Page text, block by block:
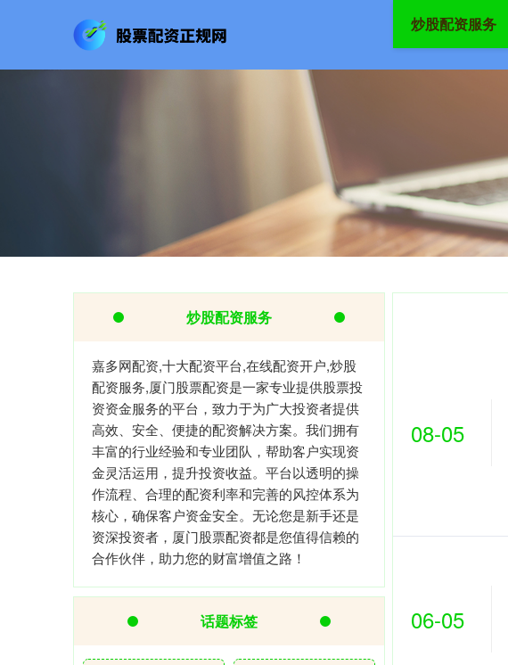
炒股配资服务
08-05
06-05
炒股配资服务
嘉多网配资,十大配资平台,在线配资开户,炒股
配资服务,厦门股票配资是一家专业提供股票投
资资金服务的平台，致力于为广大投资者提供
高效、安全、便捷的配资解决方案。我们拥有
丰富的行业经验和专业团队，帮助客户实现资
金灵活运用，提升投资收益。平台以透明的操
作流程、合理的配资利率和完善的风控体系为
核心，确保客户资金安全。无论您是新手还是
资深投资者，厦门股票配资都是您值得信赖的
合作伙伴，助力您的财富增值之路！
话题标签